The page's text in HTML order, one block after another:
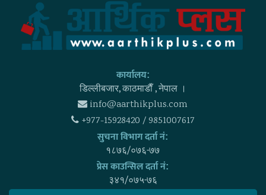
कार्यालय:
डिल्लीबजार, काठमाडाैँ , नेपाल ।
info@aarthikplus.com
+977-15928420 / 9851007617
सुचना विभाग दर्ता नं:
१८७६/०७६-७७
प्रेस काउन्सिल दर्ता नं:
३४१/०७५-७६